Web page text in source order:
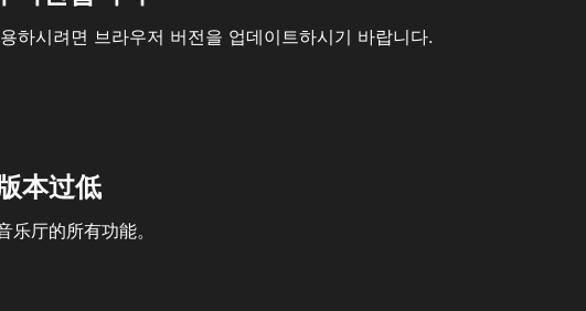
하시려면 브라우저 버전을 업데이트하시기 바랍니다.
本过低
厅的所有功能。